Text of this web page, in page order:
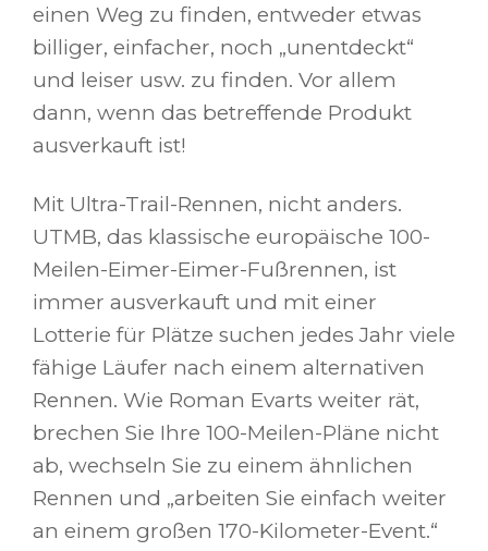
einen Weg zu finden, entweder etwas
billiger, einfacher, noch „unentdeckt“
und leiser usw. zu finden. Vor allem
dann, wenn das betreffende Produkt
ausverkauft ist!
Mit Ultra-Trail-Rennen, nicht anders.
UTMB, das klassische europäische 100-
Meilen-Eimer-Eimer-Fußrennen, ist
immer ausverkauft und mit einer
Lotterie für Plätze suchen jedes Jahr viele
fähige Läufer nach einem alternativen
Rennen. Wie Roman Evarts weiter rät,
brechen Sie Ihre 100-Meilen-Pläne nicht
ab, wechseln Sie zu einem ähnlichen
Rennen und „arbeiten Sie einfach weiter
an einem großen 170-Kilometer-Event.“